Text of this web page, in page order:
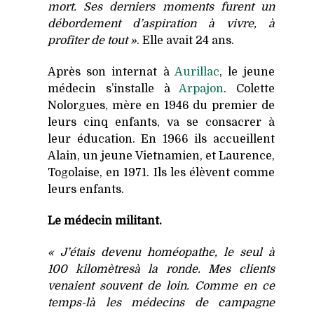
mort. Ses derniers moments furent un
débordement d’aspiration à vivre, à
profiter de tout ». Elle avait 24 ans.
Après son internat à Aurillac, le jeune
médecin s’installe àArpajon. Colette
Nolorgues, mère en 1946 du premier de
leurs cinq enfants, va se consacrer à
leur éducation. En 1966 ils accueillent
Alain, un jeune Vietnamien, et Laurence,
Togolaise, en 1971. Ils les élèvent comme
leurs enfants.
Le médecin militant.
« J’étais devenu homéopathe, le seul à
100 kilomètresà la ronde. Mes clients
venaient souvent de loin. Comme en ce
temps-là les médecins de campagne